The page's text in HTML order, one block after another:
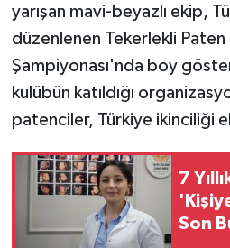
yarışan mavi-beyazlı ekip,
düzenlenen Tekerlekli
Şampiyonası'nda boy
kulübün katıldığı
patenciler, Türkiye ikinciliği
7
Son